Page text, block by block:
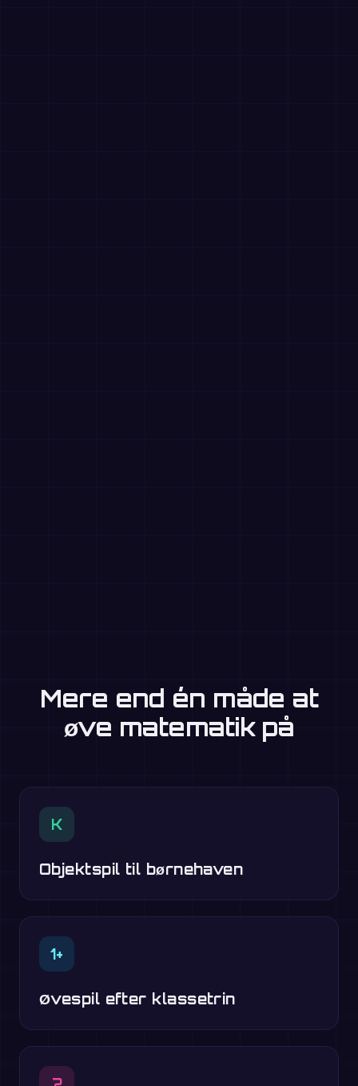
Mere end én måde at
øve matematik på
K
Objektspil til børnehaven
1+
Øvespil efter klassetrin